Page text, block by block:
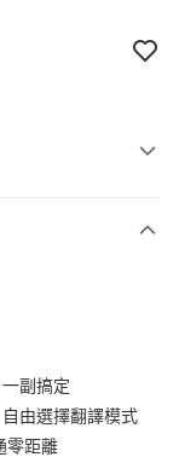
副搞定
由選擇翻譯模式
零距離